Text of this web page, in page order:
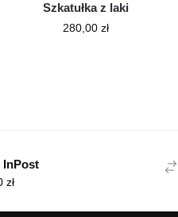
Szkatułka z laki
280,00 zł
InPost
zł